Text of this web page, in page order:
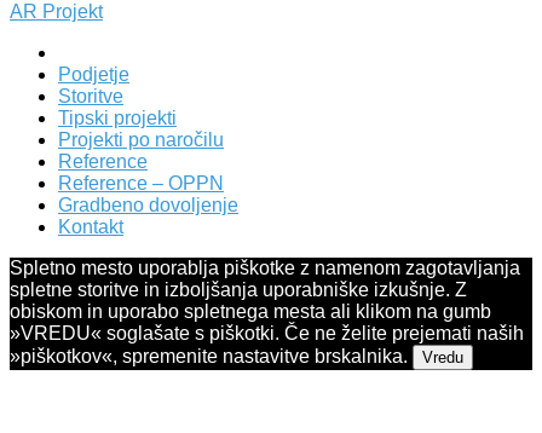
AR Projekt
Podjetje
Storitve
Tipski projekti
Projekti po naročilu
Reference
Reference – OPPN
Gradbeno dovoljenje
Kontakt
Spletno mesto uporablja piškotke z namenom zagotavljanja
spletne storitve in izboljšanja uporabniške izkušnje. Z
obiskom in uporabo spletnega mesta ali klikom na gumb
»VREDU« soglašate s piškotki. Če ne želite prejemati naših
»piškotkov«, spremenite nastavitve brskalnika.
Vredu